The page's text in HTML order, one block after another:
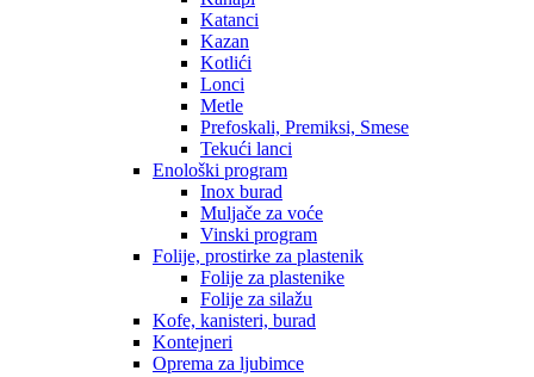
Katanci
Kazan
Kotlići
Lonci
Metle
Prefoskali, Premiksi, Smese
Tekući lanci
Enološki program
Inox burad
Muljače za voće
Vinski program
Folije, prostirke za plastenik
Folije za plastenike
Folije za silažu
Kofe, kanisteri, burad
Kontejneri
Oprema za ljubimce